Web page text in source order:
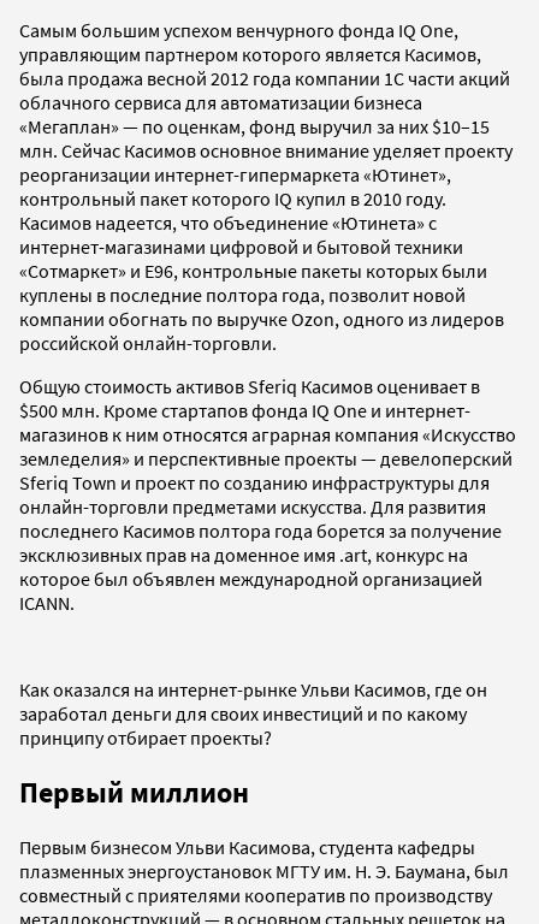
Самым большим успехом венчурного фонда IQ One,
управляющим партнером которого является Касимов,
была продажа весной 2012 года компании 1С части акций
облачного сервиса для автоматизации бизнеса
«Мегаплан» — по оценкам, фонд выручил за них $10–15
млн. Сейчас Касимов основное внимание уделяет проекту
реорганизации интернет-гипермаркета «Ютинет»,
контрольный пакет которого IQ купил в 2010 году.
Касимов надеется, что объединение «Ютинета» с
интернет-магазинами цифровой и бытовой техники
«Сотмаркет» и E96, контрольные пакеты которых были
куплены в последние полтора года, позволит новой
компании обогнать по выручке Ozon, одного из лидеров
российской онлайн-торговли.
Общую стоимость активов Sferiq Касимов оценивает в
$500 млн. Кроме стартапов фонда IQ One и интернет-
магазинов к ним относятся аграрная компания «Искусство
земледелия» и перспективные проекты — девелоперский
Sferiq Town и проект по созданию инфраструктуры для
онлайн-торговли предметами искусства. Для развития
последнего Касимов полтора года борется за получение
эксклюзивных прав на доменное имя .art, конкурс на
которое был объявлен международной организацией
ICANN.
Как оказался на интернет-рынке Ульви Касимов, где он
заработал деньги для своих инвестиций и по какому
принципу отбирает проекты?
Первый миллион
Первым бизнесом Ульви Касимова, студента кафедры
плазменных энергоустановок МГТУ им. Н. Э. Баумана, был
совместный с приятелями кооператив по производству
металлоконструкций — в основном стальных решеток на